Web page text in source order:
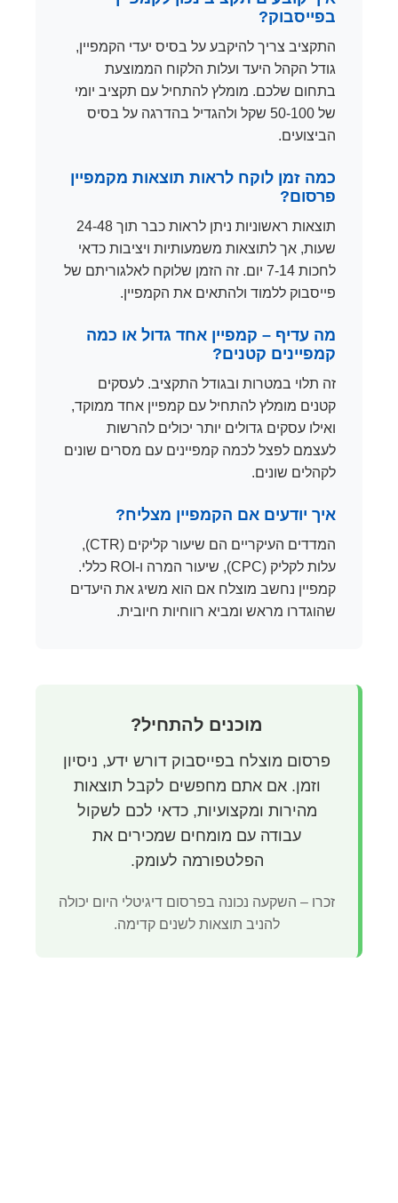
בפייסבוק?
התקציב צריך להיקבע על בסיס יעדי הקמפיין,
גודל הקהל היעד ועלות הלקוח הממוצעת
בתחום שלכם. מומלץ להתחיל עם תקציב יומי
של 50-100 שקל ולהגדיל בהדרגה על בסיס
הביצועים.
כמה זמן לוקח לראות תוצאות מקמפיין
פרסום?
תוצאות ראשוניות ניתן לראות כבר תוך 24-48
שעות, אך לתוצאות משמעותיות ויציבות כדאי
לחכות 7-14 יום. זה הזמן שלוקח לאלגוריתם של
פייסבוק ללמוד ולהתאים את הקמפיין.
מה עדיף – קמפיין אחד גדול או כמה
קמפיינים קטנים?
זה תלוי במטרות ובגודל התקציב. לעסקים
קטנים מומלץ להתחיל עם קמפיין אחד ממוקד,
ואילו עסקים גדולים יותר יכולים להרשות
לעצמם לפצל לכמה קמפיינים עם מסרים שונים
לקהלים שונים.
איך יודעים אם הקמפיין מצליח?
המדדים העיקריים הם שיעור קליקים (CTR),
עלות לקליק (CPC), שיעור המרה ו-ROI כללי.
קמפיין נחשב מוצלח אם הוא משיג את היעדים
שהוגדרו מראש ומביא רווחיות חיובית.
מוכנים להתחיל?
פרסום מוצלח בפייסבוק דורש ידע, ניסיון
וזמן. אם אתם מחפשים לקבל תוצאות
מהירות ומקצועיות, כדאי לכם לשקול
עבודה עם מומחים שמכירים את
הפלטפורמה לעומק.
זכרו – השקעה נכונה בפרסום דיגיטלי היום יכולה
להניב תוצאות לשנים קדימה.